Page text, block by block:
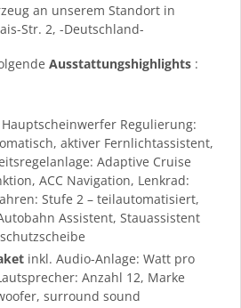
an unserem Standort in
Str. 2, -Deutschland-
Ausstattungshighlights :
Regulierung:
aktiver Fernlichtassistent,
Adaptive Cruise
ACC Navigation, Lenkrad:
Stufe 2 – teilautomatisiert,
Assistent, Stauassistent
inkl. Audio-Anlage: Watt pro
Anzahl 12, Marke
surround sound